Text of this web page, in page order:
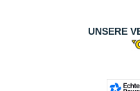
UNSERE